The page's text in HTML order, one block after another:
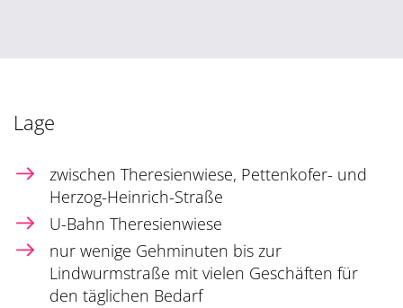
Lage
zwischen Theresienwiese, Pettenkofer- und
Herzog-Heinrich-Straße
U-Bahn Theresienwiese
nur wenige Gehminuten bis zur
Lindwurmstraße mit vielen Geschäften für
den täglichen Bedarf